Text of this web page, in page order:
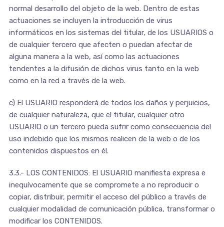
normal desarrollo del objeto de la web. Dentro de estas
actuaciones se incluyen la introducción de virus
informáticos en los sistemas del titular, de los USUARIOS o
de cualquier tercero que afecten o puedan afectar de
alguna manera a la web, así como las actuaciones
tendentes a la difusión de dichos virus tanto en la web
como en la red a través de la web.
c) El USUARIO responderá de todos los daños y perjuicios,
de cualquier naturaleza, que el titular, cualquier otro
USUARIO o un tercero pueda sufrir como consecuencia del
uso indebido que los mismos realicen de la web o de los
contenidos dispuestos en él.
3.3.- LOS CONTENIDOS: El USUARIO manifiesta expresa e
inequívocamente que se compromete a no reproducir o
copiar, distribuir, permitir el acceso del público a través de
cualquier modalidad de comunicación pública, transformar o
modificar los CONTENIDOS.